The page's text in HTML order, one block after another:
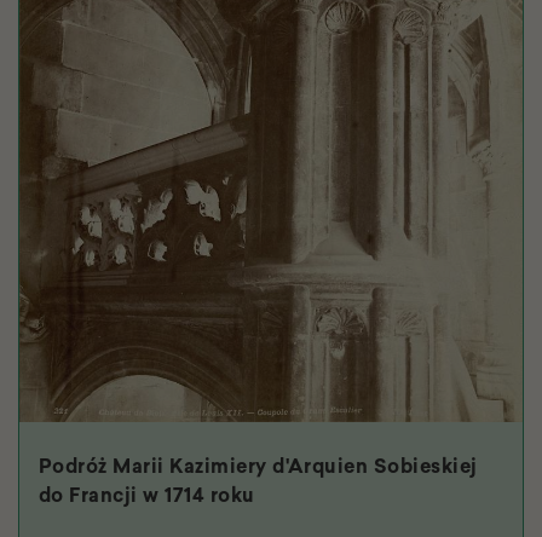
Podróż Marii Kazimiery d'Arquien Sobieskiej
do Francji w 1714 roku